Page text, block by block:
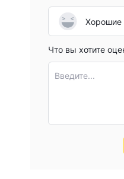
Хорошие
Что вы хотите
Введите...